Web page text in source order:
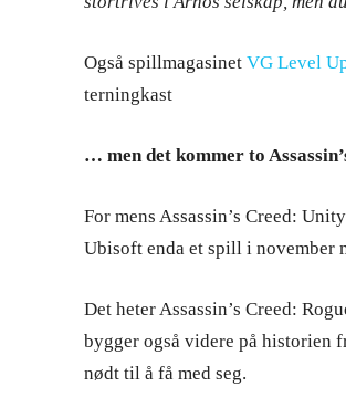
Også spillmagasinet VG Level
terningkast
… men det kommer to
For mens Assassin’s Creed:
Ubisoft enda et spill i november
Det heter Assassin’s Creed:
bygger også videre på historien
nødt til å få med seg.